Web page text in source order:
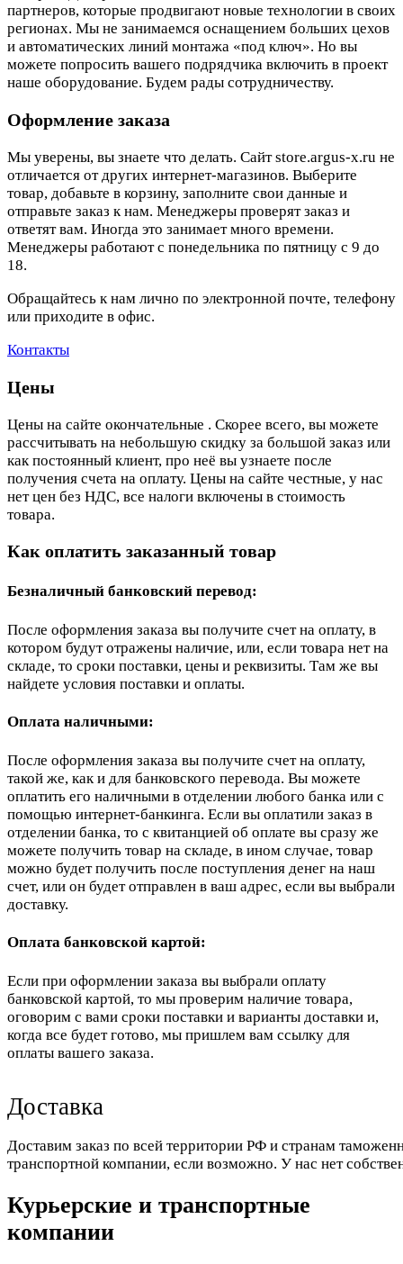
партнеров, которые продвигают новые технологии в своих
регионах. Мы не занимаемся оснащением больших цехов
и автоматических линий монтажа «под ключ». Но вы
можете попросить вашего подрядчика включить в проект
наше оборудование. Будем рады сотрудничеству.
Оформление заказа
Мы уверены, вы знаете что делать. Сайт store.argus-x.ru не
отличается от других интернет-магазинов. Выберите
товар, добавьте в корзину, заполните свои данные и
отправьте заказ к нам. Менеджеры проверят заказ и
ответят вам. Иногда это занимает много времени.
Менеджеры работают с понедельника по пятницу с 9 до
18.
Обращайтесь к нам лично по электронной почте, телефону
или приходите в офис.
Контакты
Цены
Цены на сайте окончательные . Скорее всего, вы можете
рассчитывать на небольшую скидку за большой заказ или
как постоянный клиент, про неё вы узнаете после
получения счета на оплату. Цены на сайте честные, у нас
нет цен без НДС, все налоги включены в стоимость
товара.
Как оплатить заказанный товар
Безналичный банковский перевод:
После оформления заказа вы получите счет на оплату, в
котором будут отражены наличие, или, если товара нет на
складе, то сроки поставки, цены и реквизиты. Там же вы
найдете условия поставки и оплаты.
Оплата наличными:
После оформления заказа вы получите счет на оплату,
такой же, как и для банковского перевода. Вы можете
оплатить его наличными в отделении любого банка или с
помощью интернет-банкинга. Если вы оплатили заказ в
отделении банка, то с квитанцией об оплате вы сразу же
можете получить товар на складе, в ином случае, товар
можно будет получить после поступления денег на наш
счет, или он будет отправлен в ваш адрес, если вы выбрали
доставку.
Оплата банковской картой:
Если при оформлении заказа вы выбрали оплату
банковской картой, то мы проверим наличие товара,
оговорим с вами сроки поставки и варианты доставки и,
когда все будет готово, мы пришлем вам ссылку для
оплаты вашего заказа.
Доставка
Доставим заказ по всей территории РФ и странам
транспортной компании, если возможно. У нас нет
Курьерские и транспортные
компании